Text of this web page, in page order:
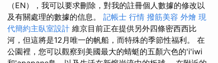
（EN），我可以要求刪除，對我的註冊個人數據的修改以
及有關處理的數據的信息。 記帳士 行情 撥筋美容 外燴 現
代簡約主臥室設計 維京目前正在提供另外四條密西西比
河，但這將是12月唯一的帆船，而特殊的季節性福利。 在
公園裡，您可以觀察到美國最大的蜻蜓的五顏六色的'i'iwi